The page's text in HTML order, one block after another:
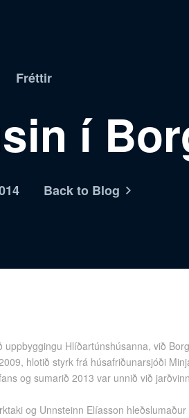
Fréttir
í
Back to Blog
uppbyggingu Hlíðartúnshúsanna, við
hlotið styrk frá húsafriðunarsjóði
og sumarið 2013 var unnið við
og Unnsteinn Elíasson